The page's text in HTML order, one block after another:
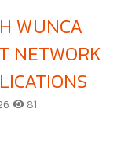
WUNCA
NETWORK
81